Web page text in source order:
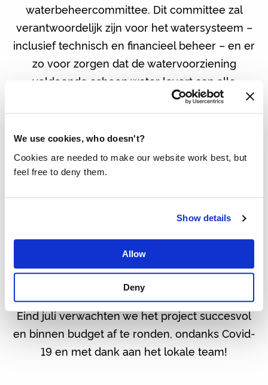
We use cookies, who doesn't?
Cookies are needed to make our website work best, but
feel free to deny them.
Show details
Allow
Deny
waterbeheercommittee. Dit committee zal
verantwoordelijk zijn voor het watersysteem –
inclusief technisch en financieel beheer – en er
zo voor zorgen dat de watervoorziening
voldoende schoon water levert aan alle
huishoudens in de 6 dorpen en scholen.
trainingen uitgerust worden met de benodigde
kennis en vaardigheden om het systeem goed
te onderhouden. Maar dat niet alleen:
algemene informatie over onderwerpen als
schoon water, goede hygiene,
filteren worden ook besproken. Hiermee
kunnen zij de gemeenschap blijven
informeren, ook in de toekomst!
Eind juli verwachten we het project succesvol
en binnen budget af te ronden, ondanks Covid-
19 en met dank aan het lokale team!